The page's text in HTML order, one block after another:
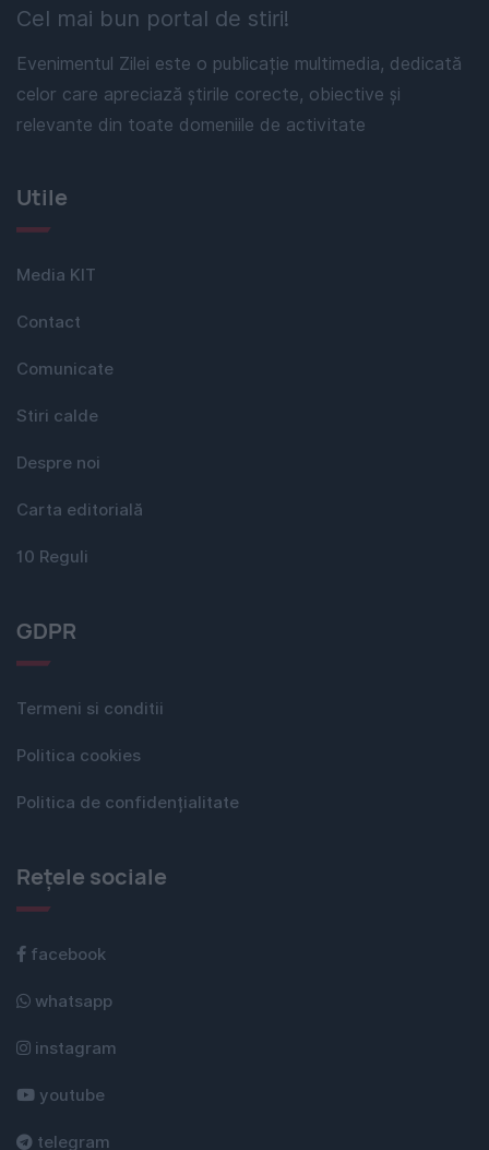
Cel mai bun portal de stiri!
Evenimentul Zilei este o publicație multimedia, dedicată
celor care apreciază știrile corecte, obiective și
relevante din toate domeniile de activitate
Utile
Media KIT
Contact
Comunicate
Stiri calde
Despre noi
Carta editorială
10 Reguli
GDPR
Termeni si conditii
Politica cookies
Politica de confidențialitate
Rețele sociale
facebook
whatsapp
instagram
youtube
telegram